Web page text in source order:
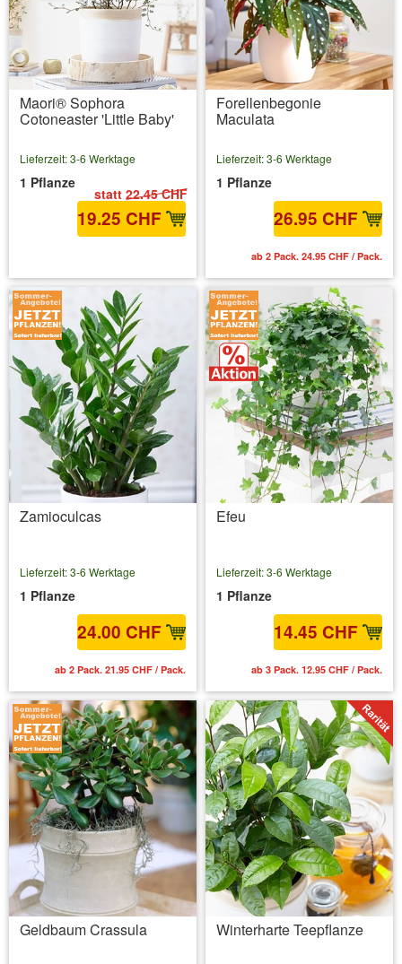
Maori® Sophora
Cotoneaster 'Little Baby'
statt 22.45 CHF
Lieferzeit: 3-6 Werktage
1 Pflanze
19.25 CHF
Forellenbegonie
Maculata
Lieferzeit: 3-6 Werktage
1 Pflanze
26.95 CHF
ab 2 Pack. 24.95 CHF / Pack.
Zamioculcas
Lieferzeit: 3-6 Werktage
1 Pflanze
24.00 CHF
ab 2 Pack. 21.95 CHF / Pack.
Efeu
Lieferzeit: 3-6 Werktage
1 Pflanze
14.45 CHF
ab 3 Pack. 12.95 CHF / Pack.
Geldbaum Crassula Winterharte Teepflanze